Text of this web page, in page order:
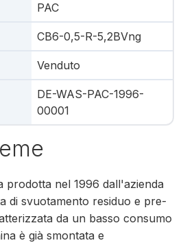
PAC
CB6-0,5-R-5,2BVng
Venduto
DE-WAS-PAC-1996-
00001
prodotta nel 1996 dall'azienda
di svuotamento residuo e pre-
da un basso consumo
è già smontata e